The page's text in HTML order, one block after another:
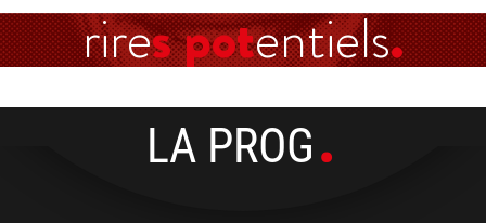
rires potentiels
LA PROG